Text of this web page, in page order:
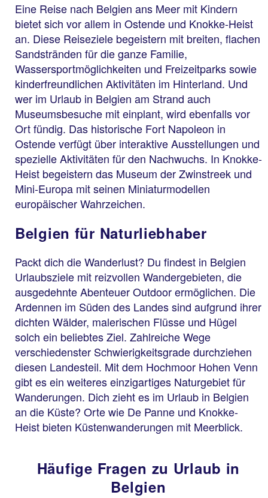
Eine Reise nach Belgien ans Meer mit Kindern
bietet sich vor allem in Ostende und Knokke-Heist
an. Diese Reiseziele begeistern mit breiten, flachen
Sandstränden für die ganze Familie,
Wassersportmöglichkeiten und Freizeitparks sowie
kinderfreundlichen Aktivitäten im Hinterland. Und
wer im Urlaub in Belgien am Strand auch
Museumsbesuche mit einplant, wird ebenfalls vor
Ort fündig. Das historische Fort Napoleon in
Ostende verfügt über interaktive Ausstellungen und
spezielle Aktivitäten für den Nachwuchs. In Knokke-
Heist begeistern das Museum der Zwinstreek und
Mini-Europa mit seinen Miniaturmodellen
europäischer Wahrzeichen.
Belgien für Naturliebhaber
Packt dich die Wanderlust? Du findest in Belgien
Urlaubsziele mit reizvollen Wandergebieten, die
ausgedehnte Abenteuer Outdoor ermöglichen. Die
Ardennen im Süden des Landes sind aufgrund ihrer
dichten Wälder, malerischen Flüsse und Hügel
solch ein beliebtes Ziel. Zahlreiche Wege
verschiedenster Schwierigkeitsgrade durchziehen
diesen Landesteil. Mit dem Hochmoor Hohen Venn
gibt es ein weiteres einzigartiges Naturgebiet für
Wanderungen. Dich zieht es im Urlaub in Belgien
an die Küste? Orte wie De Panne und Knokke-
Heist bieten Küstenwanderungen mit Meerblick.
Häufige Fragen zu Urlaub in
Belgien